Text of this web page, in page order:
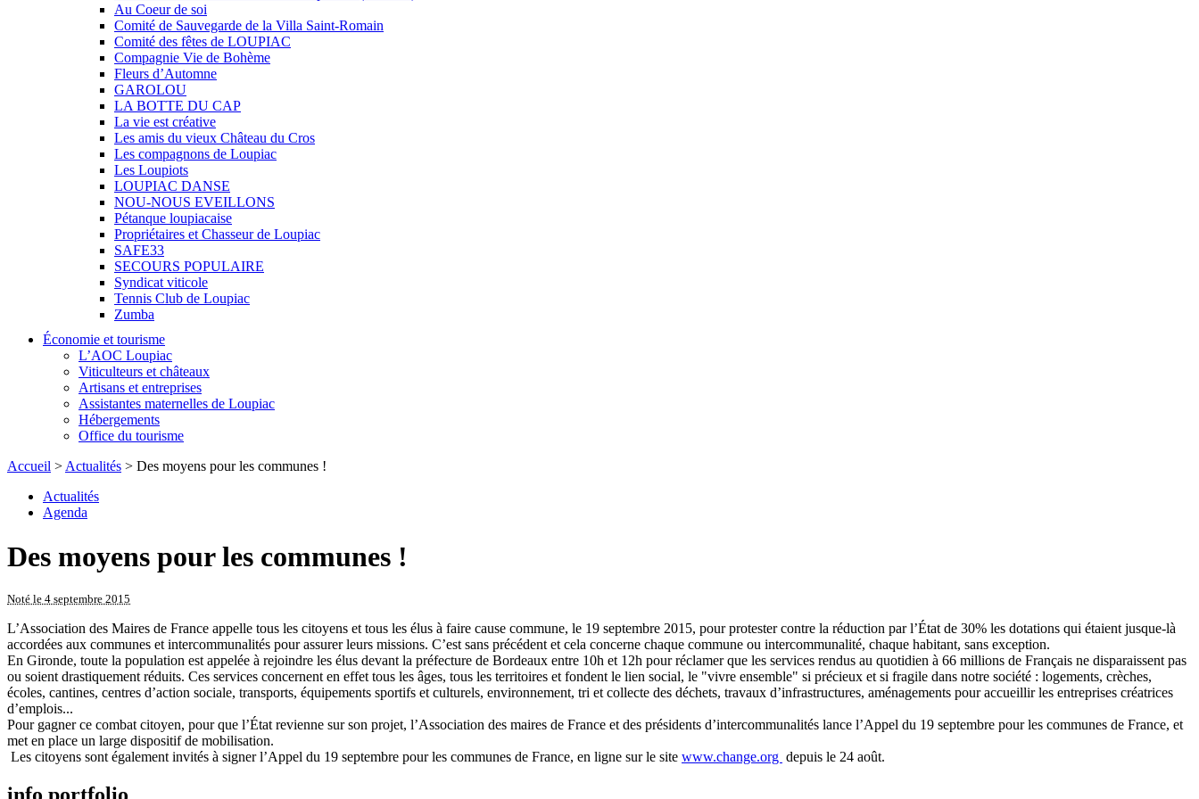
Au Coeur de soi
Comité de Sauvegarde de la Villa Saint-Romain
Comité des fêtes de LOUPIAC
Compagnie Vie de Bohème
Fleurs d’Automne
GAROLOU
LA BOTTE DU CAP
La vie est créative
Les amis du vieux Château du Cros
Les compagnons de Loupiac
Les Loupiots
LOUPIAC DANSE
NOU-NOUS EVEILLONS
Pétanque loupiacaise
Propriétaires et Chasseur de Loupiac
SAFE33
SECOURS POPULAIRE
Syndicat viticole
Tennis Club de Loupiac
Zumba
Économie et tourisme
L’AOC Loupiac
Viticulteurs et châteaux
Artisans et entreprises
Assistantes maternelles de Loupiac
Hébergements
Office du tourisme
Accueil > Actualités > Des moyens pour les communes !
Actualités
Agenda
Des moyens pour les communes !
Noté le 4 septembre 2015
L’Association des Maires de France appelle tous les citoyens et tous les élus à faire cause commune, le 19 septembre 2015, pour protester contre la réduction par l’État de 30% les dotations qui étaient jusque-là
accordées aux communes et intercommunalités pour assurer leurs missions. C’est sans précédent et cela concerne chaque commune ou intercommunalité, chaque habitant, sans exception.
En Gironde, toute la population est appelée à rejoindre les élus devant la préfecture de Bordeaux entre 10h et 12h pour réclamer que les services rendus au quotidien à 66 millions de Français ne disparaissent pas
ou soient drastiquement réduits. Ces services concernent en effet tous les âges, tous les territoires et fondent le lien social, le "vivre ensemble" si précieux et si fragile dans notre société : logements, crèches,
écoles, cantines, centres d’action sociale, transports, équipements sportifs et culturels, environnement, tri et collecte des déchets, travaux d’infrastructures, aménagements pour accueillir les entreprises créatrices
d’emplois...
Pour gagner ce combat citoyen, pour que l’État revienne sur son projet, l’Association des maires de France et des présidents d’intercommunalités lance l’Appel du 19 septembre pour les communes de France, et
met en place un large dispositif de mobilisation.
Les citoyens sont également invités à signer l’Appel du 19 septembre pour les communes de France, en ligne sur le site www.change.org depuis le 24 août.